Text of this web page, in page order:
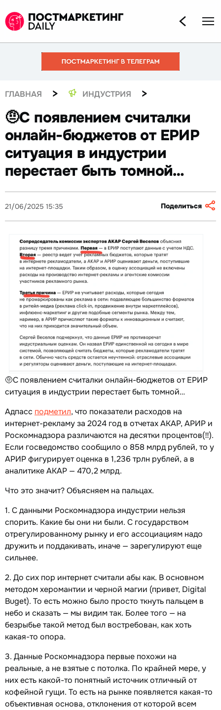
ГЛАВНАЯ > ИНДУСТРИЯ >
🤨С появлением считалки
онлайн-бюджетов от ЕРИР
ситуация в индустрии
перестает быть томной…
21/06/2025 15:35 Поделиться
🤨С появлением считалки онлайн-бюджетов от ЕРИР
ситуация в индустрии перестает быть томной…
Адпасс подметил, что показатели расходов на
интернет-рекламу за 2024 год в отчетах АКАР, АРИР и
Роскомнадзора различаются на десятки процентов(‼️).
Если госведомство сообщило о 858 млрд рублей, то у
АРИР фигурирует оценка в 1,236 трлн рублей, а в
аналитике АКАР — 470,2 млрд.
Что это значит? Объясняем на пальцах.
1. С данными Роскомнадзора индустрии нельзя
спорить. Какие бы они ни были. С государством
отрегулированному рынку и его ассоциациям надо
дружить и поддакивать, иначе — зарегулируют еще
сильнее.
2. До сих пор интернет считали абы как. В основном
методом херомантии и черной магии (привет, Digital
Buget). То есть можно было просто ткнуть пальцем в
небо и сказать — мы видим так. Более того — на
безрыбье такой метод был востребован, как хоть
какая-то опора.
3. Данные Роскомнадзора первые похожи на
реальные, а не взятые с потолка. По крайней мере, у
них есть какой-то понятный источник отличный от
кофейной гущи. То есть на рынке появляется какая-то
объективная основа, отклонения от которой всем